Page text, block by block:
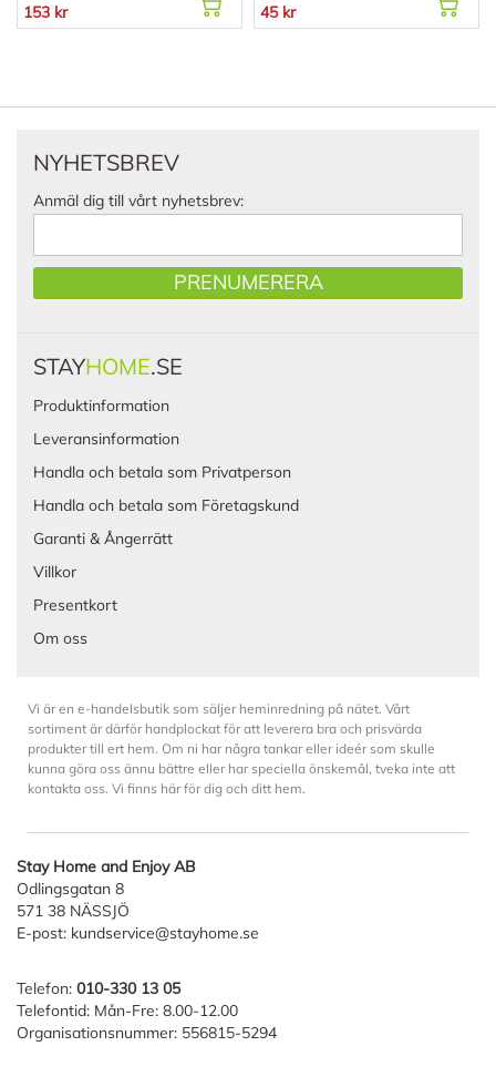
153 kr
45 kr
NYHETSBREV
Anmäl dig till vårt nyhetsbrev:
PRENUMERERA
STAYHOME.SE
Produktinformation
Leveransinformation
Handla och betala som Privatperson
Handla och betala som Företagskund
Garanti & Ångerrätt
Villkor
Presentkort
Om oss
Vi är en e-handelsbutik som säljer heminredning på nätet. Vårt
sortiment är därför handplockat för att leverera bra och prisvärda
produkter till ert hem. Om ni har några tankar eller ideér som skulle
kunna göra oss ännu bättre eller har speciella önskemål, tveka inte att
kontakta oss. Vi finns här för dig och ditt hem.
Stay Home and Enjoy AB
Odlingsgatan 8
571 38 NÄSSJÖ
E-post: kundservice@stayhome.se
Telefon: 010-330 13 05
Telefontid: Mån-Fre: 8.00-12.00
Organisationsnummer: 556815-5294